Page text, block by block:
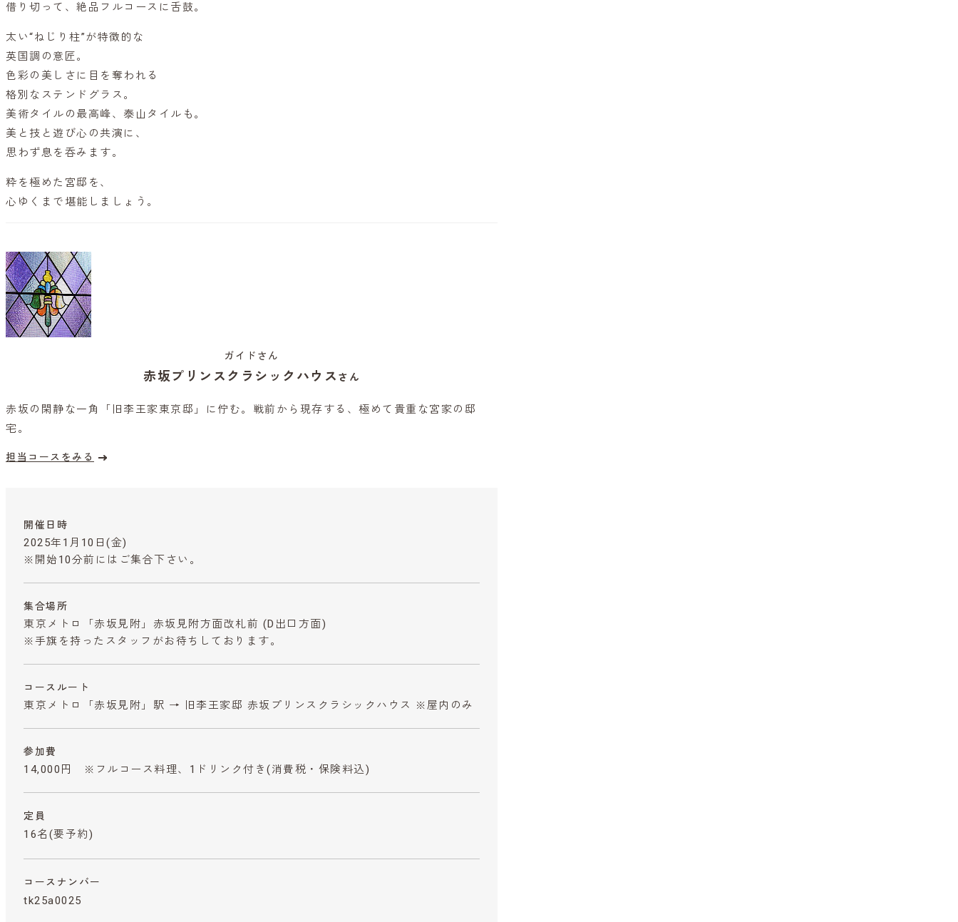
借り切って、絶品フルコースに舌鼓。
太い“ねじり柱”が特徴的な
英国調の意匠。
色彩の美しさに目を奪われる
格別なステンドグラス。
美術タイルの最高峰、泰山タイルも。
美と技と遊び心の共演に、
思わず息を呑みます。
粋を極めた宮邸を、
心ゆくまで堪能しましょう。
ガイドさん
赤坂プリンスクラシックハウス さん
赤坂の閑静な一角「旧李王家東京邸」に佇む。戦前から現存する、極めて貴重な宮家の邸
宅。
担当コースをみる
開催日時
2025年1月10日(金)
※開始10分前にはご集合下さい。
集合場所
東京メトロ「赤坂見附」赤坂見附方面改札前 (D出口方面)
※手旗を持ったスタッフがお待ちしております。
コースルート
東京メトロ「赤坂見附」駅 → 旧李王家邸 赤坂プリンスクラシックハウス ※屋内のみ
参加費
14,000円 ※フルコース料理、1ドリンク付き (消費税・保険料込)
定員
16名(要予約)
コースナンバー
tk25a0025